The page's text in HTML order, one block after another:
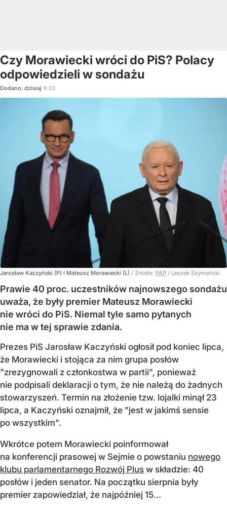
Czy Morawiecki wróci do PiS? Polacy
odpowiedzieli w sondażu
Dodano: dzisiaj 9:33
Jarosław Kaczyński (P) i Mateusz Morawiecki (L) / Źródło: PAP / Leszek Szymański
Prawie 40 proc. uczestników najnowszego sondażu
uważa, że były premier Mateusz Morawiecki
nie wróci do PiS. Niemal tyle samo pytanych
nie ma w tej sprawie zdania.
Prezes PiS Jarosław Kaczyński ogłosił pod koniec lipca,
że Morawiecki i stojąca za nim grupa posłów
"zrezygnowali z członkostwa w partii", ponieważ
nie podpisali deklaracji o tym, że nie należą do żadnych
stowarzyszeń. Termin na złożenie tzw. lojalki minął 23
lipca, a Kaczyński oznajmił, że "jest w jakimś sensie
po wszystkim".
Wkrótce potem Morawiecki poinformował
na konferencji prasowej w Sejmie o powstaniu nowego
klubu parlamentarnego Rozwój Plus w składzie: 40
posłów i jeden senator. Na początku sierpnia były
premier zapowiedział, że najpóźniej 15...